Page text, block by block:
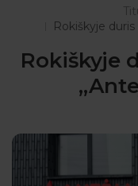
Rokiškyje
Rokiškyje